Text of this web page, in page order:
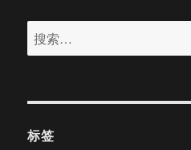
搜
索：
标签